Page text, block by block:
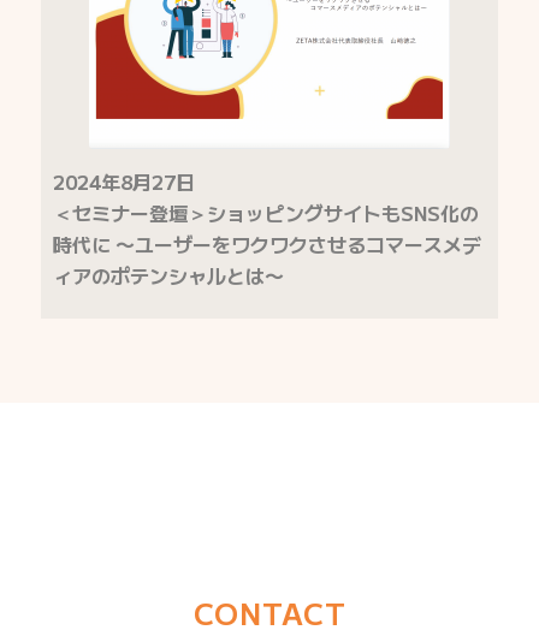
2024年8月27日
＜セミナー登壇＞ショッピングサイトもSNS化の
時代に 〜ユーザーをワクワクさせるコマースメデ
ィアのポテンシャルとは〜
CONTACT